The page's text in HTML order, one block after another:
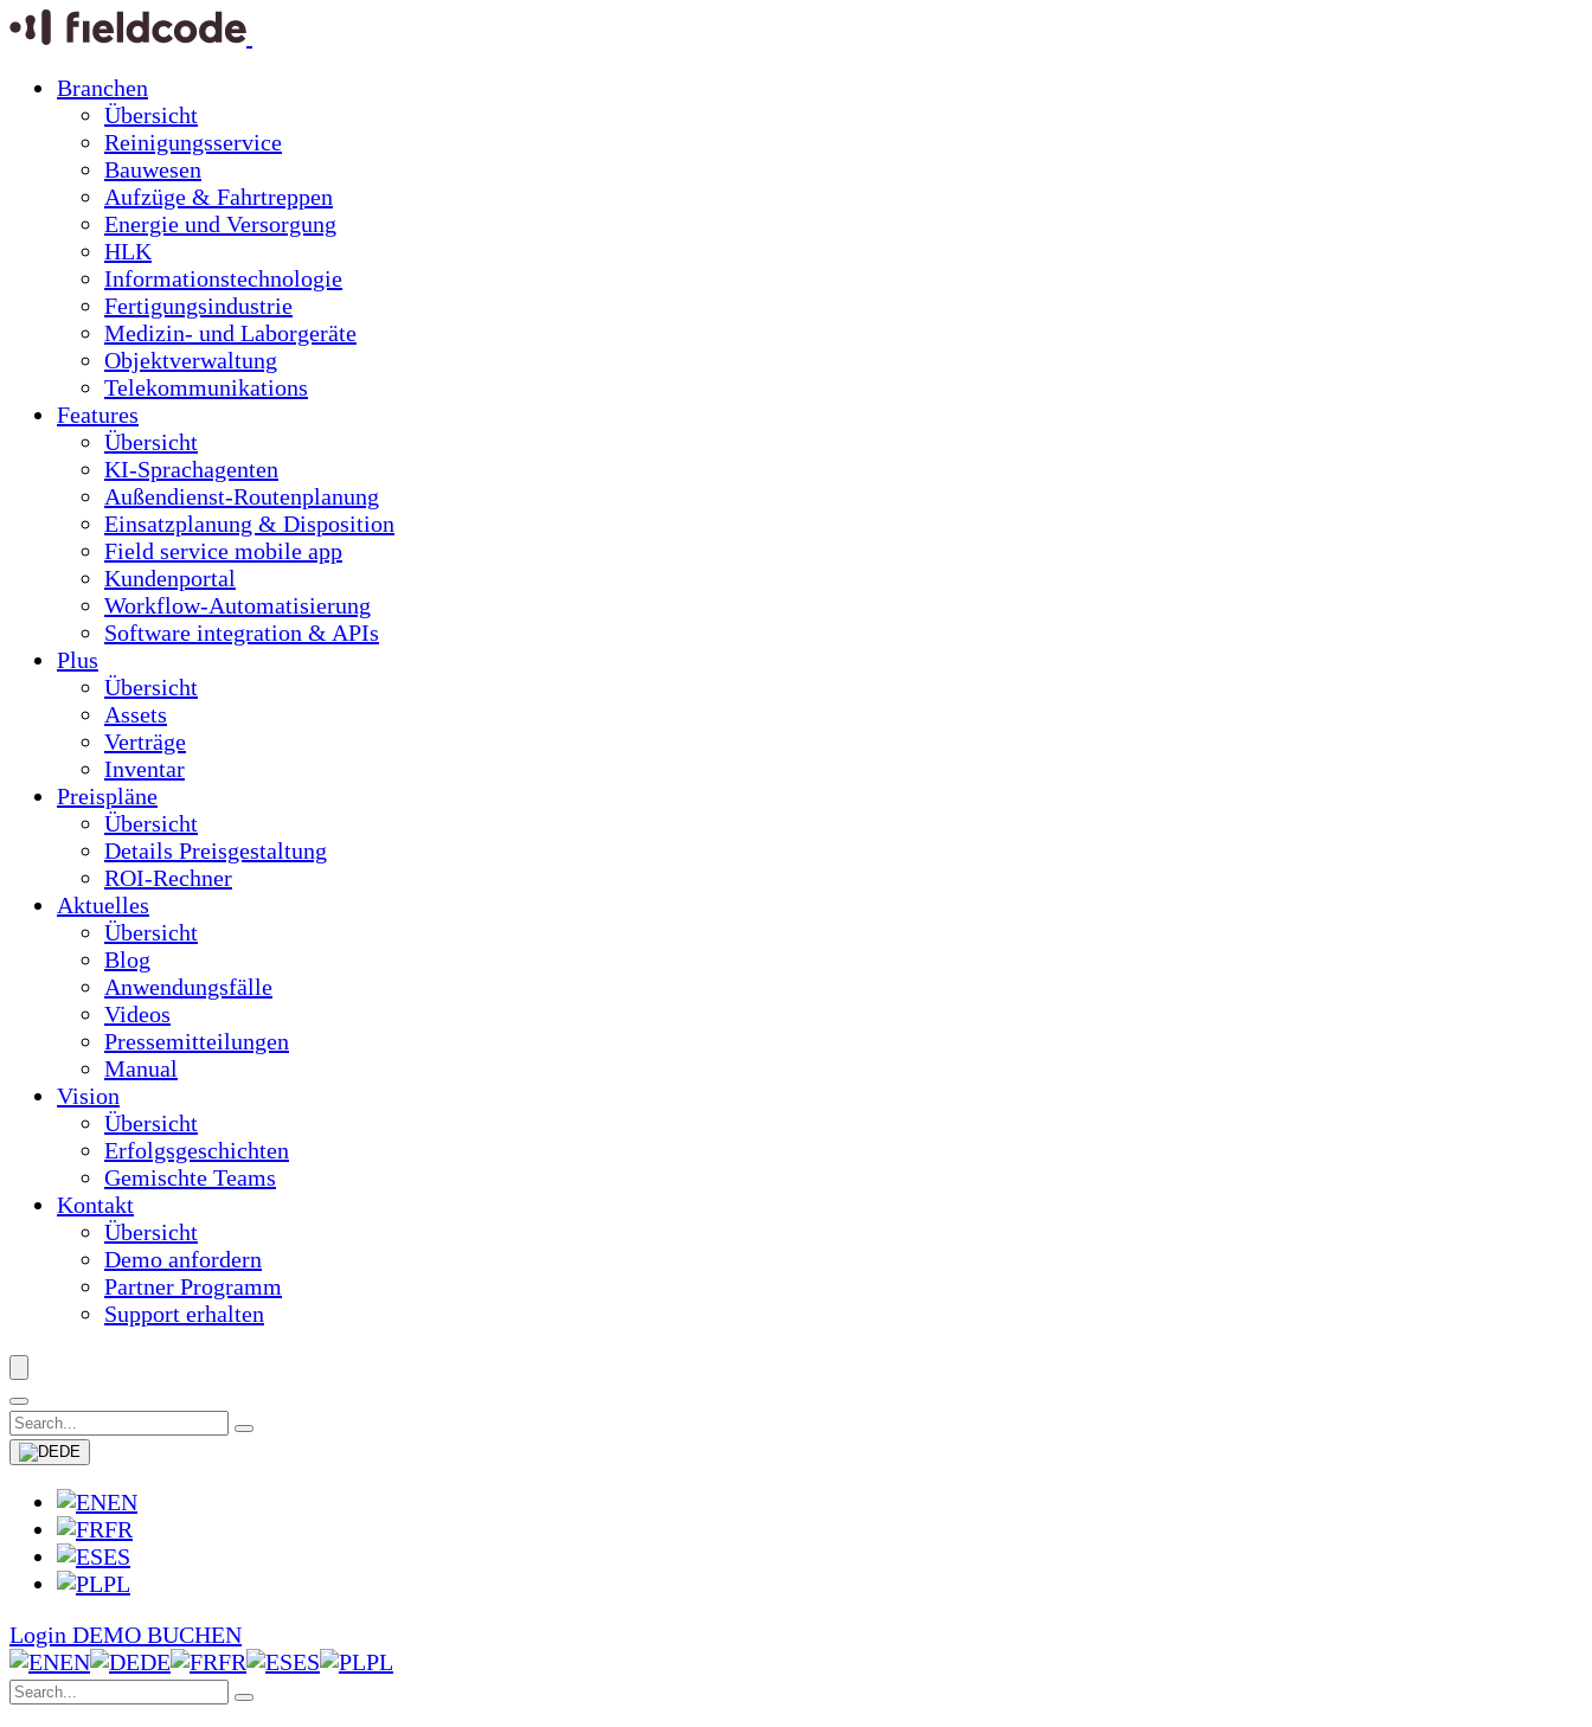
Branchen
Übersicht
Reinigungsservice
Bauwesen
Aufzüge & Fahrtreppen
Energie und Versorgung
HLK
Informationstechnologie
Fertigungsindustrie
Medizin- und Laborgeräte
Objektverwaltung
Telekommunikations
Features
Übersicht
KI-Sprachagenten
Außendienst-Routenplanung
Einsatzplanung & Disposition
Field service mobile app
Kundenportal
Workflow-Automatisierung
Software integration & APIs
Plus
Übersicht
Assets
Verträge
Inventar
Preispläne
Übersicht
Details Preisgestaltung
ROI-Rechner
Aktuelles
Übersicht
Blog
Anwendungsfälle
Videos
Pressemitteilungen
Manual
Vision
Übersicht
Erfolgsgeschichten
Gemischte Teams
Kontakt
Übersicht
Demo anfordern
Partner Programm
Support erhalten
DE
EN
FR
ES
PL
Login DEMO BUCHEN
EN
DE FR ES PL